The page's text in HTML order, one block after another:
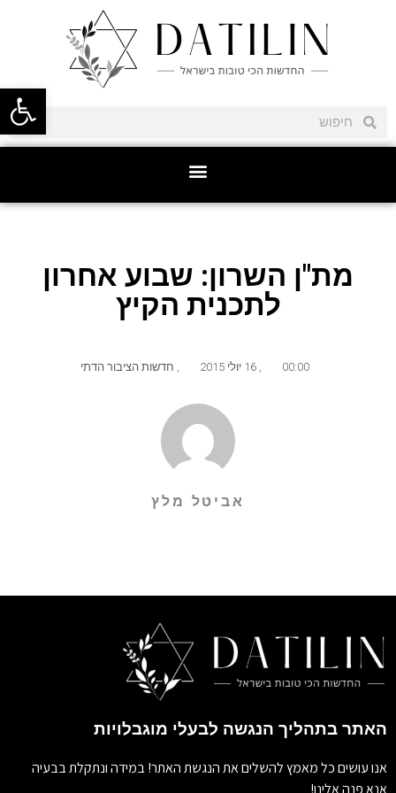
פתח
מת"ן השרון: שבוע אחרון
לתכנית הקיץ
00:00
, 16 יולי 2015 , חדשות הציבור הדתי
אביטל מלץ
האתר בתהליך הנגשה לבעלי מוגבלויות
אנו עושים כל מאמץ להשלים את הנגשת האתר! במידה ונתקלת בבעיה
אנא פנה אלינו!